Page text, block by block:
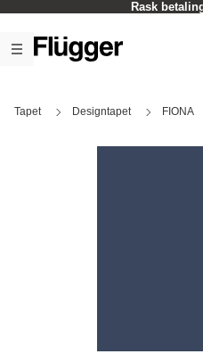
Rask
Tapet Designtapet FIONA